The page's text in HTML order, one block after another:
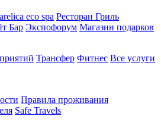
eco spa Ресторан Гриль
Бар Экспофорум Магазин подарков
Трансфер Фитнес Все услуги
Правила проживания
Safe Travels